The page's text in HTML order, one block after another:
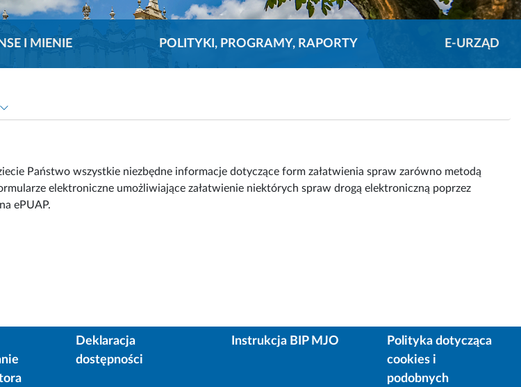
I MIENIE POLITYKI, PROGRAMY, RAPORTY E-URZĄD
Państwo wszystkie niezbędne informacje dotyczące form załatwienia spraw zarówno metodą
elektroniczne umożliwiające załatwienie niektórych spraw drogą elektroniczną poprzez
ePUAP.
Deklaracja
dostępności
Instrukcja BIP MJO
Polityka dotycząca
cookies i
podobnych